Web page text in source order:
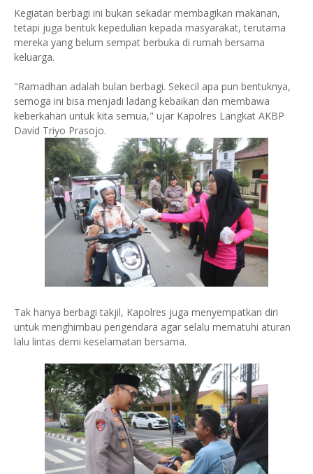
Kegiatan berbagi ini bukan sekadar membagikan makanan,
tetapi juga bentuk kepedulian kepada masyarakat, terutama
mereka yang belum sempat berbuka di rumah bersama
keluarga.
"Ramadhan adalah bulan berbagi. Sekecil apa pun bentuknya,
semoga ini bisa menjadi ladang kebaikan dan membawa
keberkahan untuk kita semua," ujar Kapolres Langkat AKBP
David Triyo Prasojo.
Tak hanya berbagi takjil, Kapolres juga menyempatkan diri
untuk menghimbau pengendara agar selalu mematuhi aturan
lalu lintas demi keselamatan bersama.